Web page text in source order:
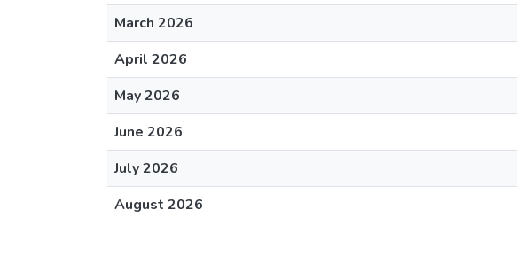
March 2026
April 2026
May 2026
June 2026
July 2026
August 2026